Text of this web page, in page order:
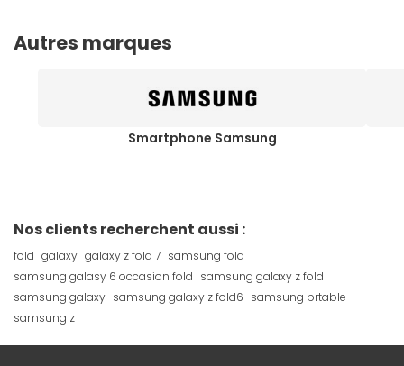
Autres marques
Smartphone Samsung
Nos clients recherchent aussi :
fold galaxy galaxy z fold 7 samsung fold
samsung galasy 6 occasion fold samsung galaxy z fold
samsung galaxy samsung galaxy z fold6 samsung prtable
samsung z